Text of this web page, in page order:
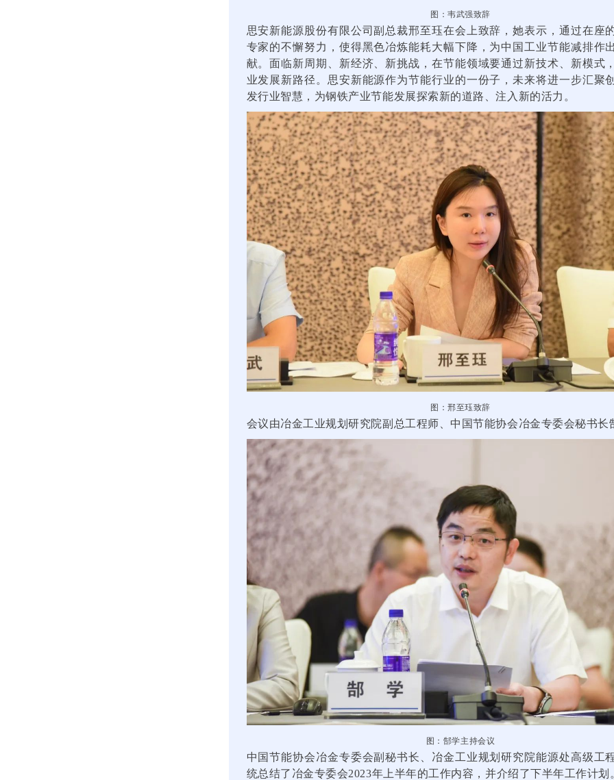
图：韦武强致辞
思安新能源股份有限公司副总裁邢至珏在会上致辞，她表示，通过在座
专家的不懈努力，使得黑色冶炼能耗大幅下降，为中国工业节能减排作
献。面临新周期、新经济、新挑战，在节能领域要通过新技术、新模式
业发展新路径。思安新能源作为节能行业的一份子，未来将进一步汇聚
发行业智慧，为钢铁产业节能发展探索新的道路、注入新的活力。
图：邢至珏致辞
会议由冶金工业规划研究院副总工程师、中国节能协会冶金专委会秘书长
图：郜学主持会议
中国节能协会冶金专委会副秘书长、冶金工业规划研究院能源处高级工
统总结了冶金专委会2023年上半年的工作内容，并介绍了下半年工作计划